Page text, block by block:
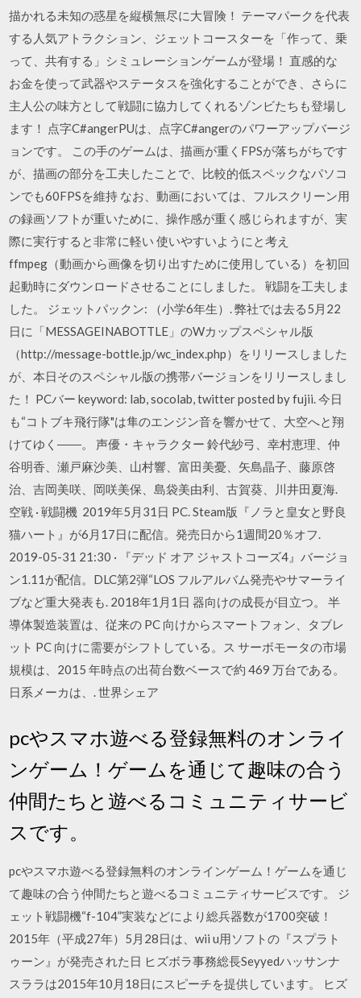
描かれる未知の惑星を縦横無尽に大冒険！ テーマパークを代表
する人気アトラクション、ジェットコースターを「作って、乗
って、共有する」シミュレーションゲームが登場！ 直感的な
お金を使って武器やステータスを強化することができ、さらに
主人公の味方として戦闘に協力してくれるゾンビたちも登場し
ます！ 点字C#angerPUは、点字C#angerのパワーアップバージ
ョンです。 この手のゲームは、描画が重くFPSが落ちがちです
が、描画の部分を工夫したことで、比較的低スペックなパソコ
ンでも60FPSを維持 なお、動画においては、フルスクリーン用
の録画ソフトが重いために、操作感が重く感じられますが、実
際に実行すると非常に軽い 使いやすいようにと考え
ffmpeg（動画から画像を切り出すために使用している）を初回
起動時にダウンロードさせることにしました。 戦闘を工夫しま
した。 ジェットパックン: （小学6年生）. 弊社では去る5月22
日に「MESSAGEINABOTTLE」のWカップスペシャル版
（http://message-bottle.jp/wc_index.php）をリリースしました
が、本日そのスペシャル版の携帯バージョンをリリースしまし
た！ PCバー keyword: lab, socolab, twitter posted by fujii. 今日
も“コトブキ飛行隊"は隼のエンジン音を響かせて、大空へと翔
けてゆく――。 声優・キャラクター 鈴代紗弓、幸村恵理、仲
谷明香、瀬戸麻沙美、山村響、富田美憂、矢島晶子、藤原啓
治、吉岡美咲、岡咲美保、島袋美由利、古賀葵、川井田夏海.
空戦 · 戦闘機 2019年5月31日 PC. Steam版『ノラと皇女と野良
猫ハート』が6月17日に配信。発売日から1週間20％オフ.
2019-05-31 21:30 · 『デッド オア ジャストコーズ4』バージョ
ン1.11が配信。DLC第2弾“LOS フルアルバム発売やサマーライ
ブなど重大発表も. 2018年1月1日 器向けの成⻑が⽬⽴つ。 半
導体製造装置は、従来の PC 向けからスマートフォン、タブレ
ット PC 向けに需要がシフトしている。ス サーボモータの市場
規模は、2015 年時点の出荷台数ベースで約 469 万台である。
日系メーカは、. 世界シェア
pcやスマホ遊べる登録無料のオンライ
ンゲーム！ゲームを通じて趣味の合う
仲間たちと遊べるコミュニティサービ
スです。
pcやスマホ遊べる登録無料のオンラインゲーム！ゲームを通じ
て趣味の合う仲間たちと遊べるコミュニティサービスです。 ジ
ェット戦闘機“f-104”実装などにより総兵器数が1700突破！
2015年（平成27年）5月28日は、wii u用ソフトの『スプラト
ゥーン』が発売された日 ヒズボラ事務総長Seyyedハッサンナ
スララは2015年10月18日にスピーチを提供しています。 ヒズ